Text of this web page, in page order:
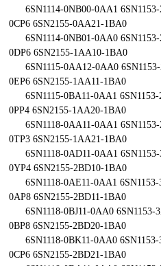
6SN1114-0NB00-0AA1
0CP6 6SN2155-0AA21-1BA0
6SN1114-0NB01-0AA0
0DP6 6SN2155-1AA10-1BA0
6SN1115-0AA12-0AA0
0EP6 6SN2155-1AA11-1BA0
6SN1115-0BA11-0AA1 6SN1153-
0PP4 6SN2155-1AA20-1BA0
6SN1118-0AA11-0AA1 6SN1153-
0TP3 6SN2155-1AA21-1BA0
6SN1118-0AD11-0AA1
0YP4 6SN2155-2BD10-1BA0
6SN1118-0AE11-0AA1 6SN1153-
0AP8 6SN2155-2BD11-1BA0
6SN1118-0BJ11-0AA0 6SN1153-
0BP8 6SN2155-2BD20-1BA0
6SN1118-0BK11-0AA0 6SN1153-
0CP6 6SN2155-2BD21-1BA0